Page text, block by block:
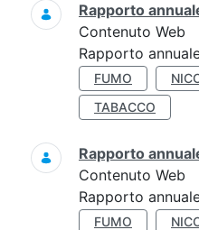
Rapporto
Contenuto Web
Rapporto
FUMO
TABACCO
Rapporto
Contenuto Web
Rapporto
FUMO